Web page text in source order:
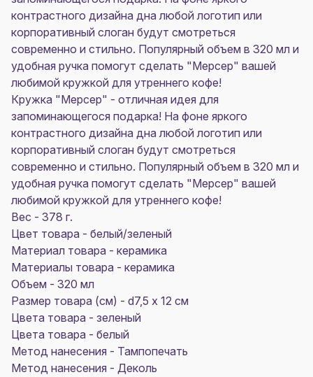
контрастного дизайна дна любой логотип или
корпоративный слоган будут смотреться
современно и стильно. Популярный объем в 320 мл и
удобная ручка помогут сделать "Мерсер" вашей
любимой кружкой для утреннего кофе!
Кружка "Мерсер" - отличная идея для
запоминающегося подарка! На фоне яркого
контрастного дизайна дна любой логотип или
корпоративный слоган будут смотреться
современно и стильно. Популярный объем в 320 мл и
удобная ручка помогут сделать "Мерсер" вашей
любимой кружкой для утреннего кофе!
Вес - 378 г.
Цвет товара - белый/зеленый
Материал товара - керамика
Материалы товара - керамика
Объем - 320 мл
Размер товара (см) - d7,5 х 12 см
Цвета товара - зеленый
Цвета товара - белый
Метод нанесения - Тампопечать
Метод нанесения - Деколь